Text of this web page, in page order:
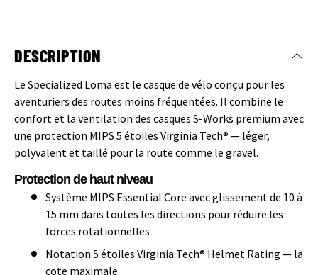
DESCRIPTION
Le Specialized Loma est le casque de vélo conçu pour les
aventuriers des routes moins fréquentées. Il combine le
confort et la ventilation des casques S-Works premium avec
une protection MIPS 5 étoiles Virginia Tech® — léger,
polyvalent et taillé pour la route comme le gravel.
Protection de haut niveau
Système MIPS Essential Core avec glissement de 10 à
15 mm dans toutes les directions pour réduire les
forces rotationnelles
Notation 5 étoiles Virginia Tech® Helmet Rating — la
cote maximale